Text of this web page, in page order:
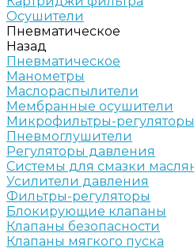
Осушители
Пневматическое
Назад
Пневматическое
Манометры
Маслораспылители
Мембранные осушители
Микрофильтры-регуляторы
Пневмоглушители
Регуляторы давления
Системы для смазки
Усилители давления
Фильтры-регуляторы
Блокирующие клапаны
Клапаны безопасности
Клапаны мягкого пуска